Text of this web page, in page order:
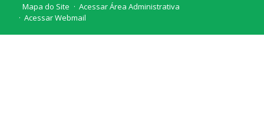
Mapa do Site
Acessar Área Administrativa
Acessar Webmail